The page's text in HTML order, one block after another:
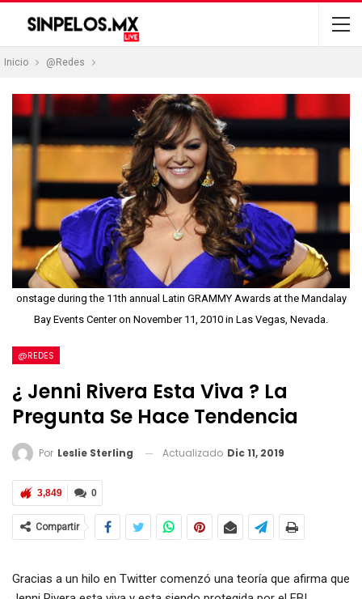
Inicio @Redes
onstage during the 11th annual Latin GRAMMY Awards at the Mandalay
Bay Events Center on November 11, 2010 in Las Vegas, Nevada.
@REDES
¿ Jenni Rivera Esta Viva ? La
Pregunta Se Hace Tendencia
Por Leslie Sterling Actualizado Dic 11, 2019
0
3,849
Compartir
Gracias a un hilo en Twitter comenzó una teoría que afirma que